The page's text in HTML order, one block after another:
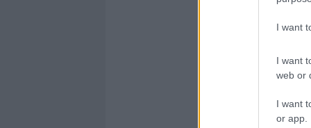
I want
I want
web or
I want
or app.